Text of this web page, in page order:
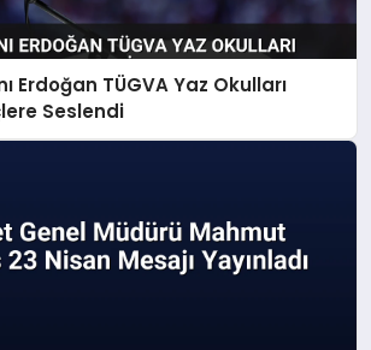
Erdoğan TÜGVA Yaz Okulları
Seslendi